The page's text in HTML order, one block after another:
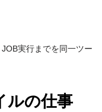
実行までを同一ツー
ルの仕事